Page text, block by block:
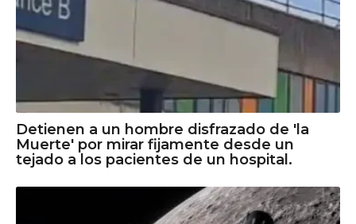
Detienen a un hombre disfrazado de 'la
Muerte' por mirar fijamente desde un
tejado a los pacientes de un hospital.